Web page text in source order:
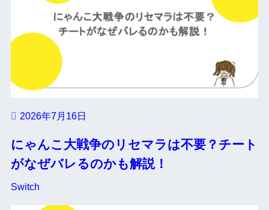
2026年7月16日
にゃんこ大戦争のリセマラは不要？チート
がなぜバレるのかも解説！
Switch